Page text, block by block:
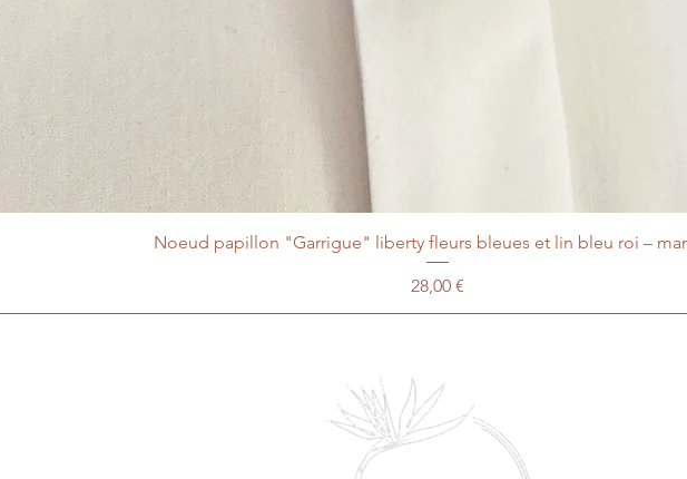
Noeud papillon "Garrigue" liberty fleurs bleues et lin bleu roi –
Prix
28,00 €